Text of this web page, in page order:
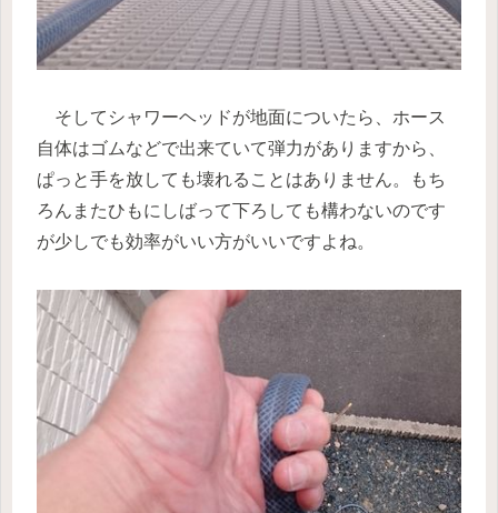
そしてシャワーヘッドが地面についたら、ホース
自体はゴムなどで出来ていて弾力がありますから、
ぱっと手を放しても壊れることはありません。もち
ろんまたひもにしばって下ろしても構わないのです
が少しでも効率がいい方がいいですよね。